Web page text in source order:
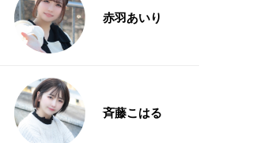
赤羽あいり
斉藤こはる